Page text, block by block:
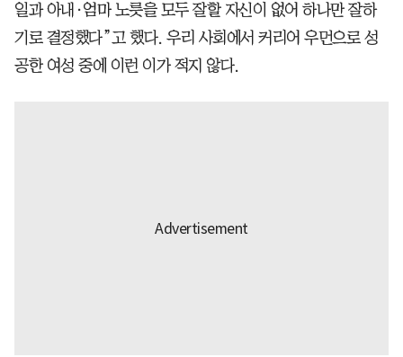
일과 아내·엄마 노릇을 모두 잘할 자신이 없어 하나만 잘하
기로 결정했다”고 했다. 우리 사회에서 커리어 우먼으로 성
공한 여성 중에 이런 이가 적지 않다.